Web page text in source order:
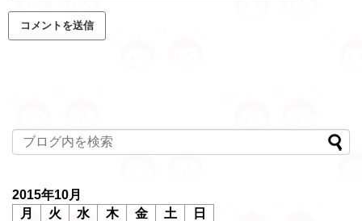
2015年10月
月
火 水 木 金 土
日